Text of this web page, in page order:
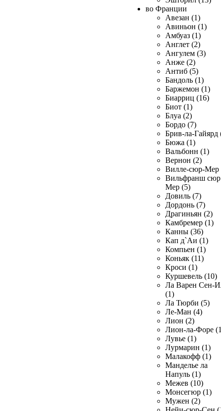
во Франции
Авезан (1)
Авиньон (1)
Амбуаз (1)
Англет (2)
Ангулем (3)
Анже (2)
Антиб (5)
Бандоль (1)
Баржемон (1)
Биарриц (16)
Биот (1)
Блуа (2)
Бордо (7)
Брив-ла-Гайярд
Бюжа (1)
Вальбонн (1)
Вернон (2)
Вилле-сюр-Мер
Вильфранш сюр
Мер (5)
Довиль (7)
Дордонь (7)
Драгиньян (2)
Камбремер (1)
Канны (36)
Кап д`Аи (1)
Компьен (1)
Коньяк (11)
Кроси (1)
Куршевель (10)
Ла Варен Сен-
(1)
Ла Тюрби (5)
Ле-Ман (4)
Лион (2)
Лион-ла-Форе
Лувье (1)
Лурмарин (1)
Малакофф (1)
Манделье ла
Напуль (1)
Межев (10)
Монсегюр (1)
Мужен (2)